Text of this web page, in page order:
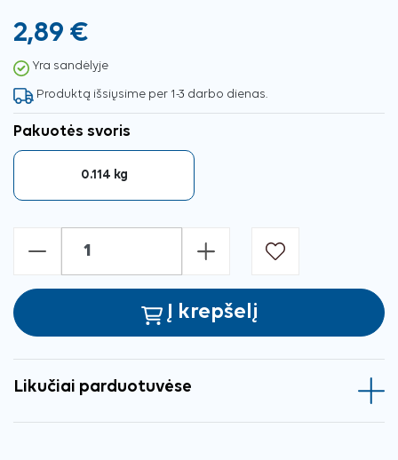
2,89 €
Yra sandėlyje
Produktą išsiųsime per 1-3 darbo dienas.
Pakuotės svoris
0.114 kg
- +
Į krepšelį
Likučiai parduotuvėse